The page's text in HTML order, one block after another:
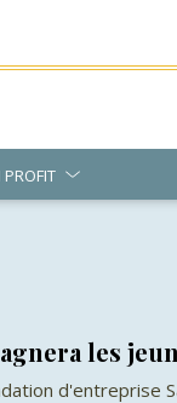
les
d'entreprise